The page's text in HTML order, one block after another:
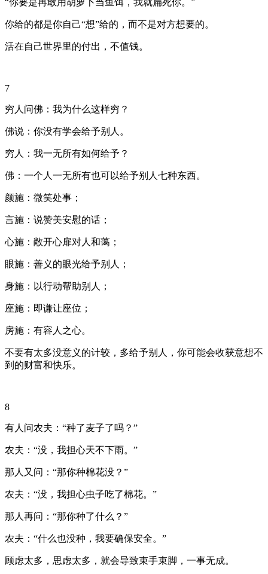
你给的都是你自己“想”给的，而不是对方想要的。
活在自己世界里的付出，不值钱。
7
穷人问佛：我为什么这样穷？
佛说：你没有学会给予别人。
穷人：我一无所有如何给予？
佛：一个人一无所有也可以给予别人七种东西。
颜施：微笑处事；
言施：说赞美安慰的话；
心施：敞开心扉对人和蔼；
眼施：善义的眼光给予别人；
身施：以行动帮助别人；
座施：即谦让座位；
房施：有容人之心。
不要有太多没意义的计较，多给予别人，你可能会收获意想不
到的财富和快乐。
8
有人问农夫：“种了麦子了吗？”
农夫：“没，我担心天不下雨。”
那人又问：“那你种棉花没？”
农夫：“没，我担心虫子吃了棉花。”
那人再问：“那你种了什么？”
农夫：“什么也没种，我要确保安全。”
顾虑太多，思虑太多，就会导致束手束脚，一事无成。